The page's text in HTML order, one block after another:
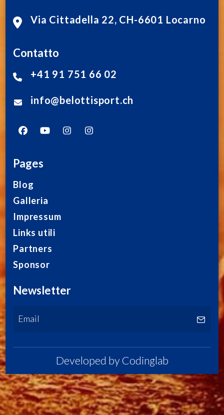
Via Cittadella 22, CH-6601 Locarno
Contatto
+41 91 751 66 02
info@belottisport.ch
Pages
Blog
Galleria
Impressum
Links utili
Partners
Sponsor
Newsletter
Developed byCodinglab